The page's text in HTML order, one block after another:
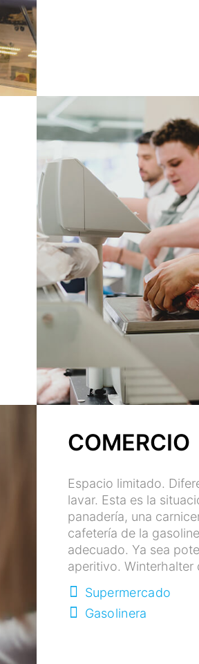
COMERCIO
Espacio limitado.
lavar. Esta es la
panadería, una
cafetería de la
adecuado. Ya sea
aperitivo. Winterhalter
Supermercado
Gasolinera